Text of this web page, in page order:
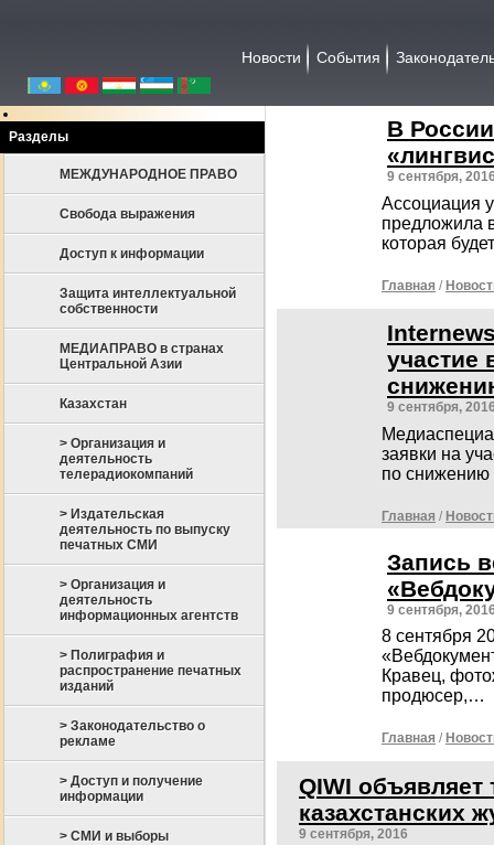
Новости События
Разделы
МЕЖДУНАРОДНОЕ ПРАВО
Свобода выражения
Доступ к информации
Защита интеллектуальной
собственности
МЕДИАПРАВО в странах
Центральной Азии
Казахстан
> Организация и
деятельность
телерадиокомпаний
> Издательская
деятельность по выпуску
печатных СМИ
> Организация и
деятельность
информационных агентств
> Полиграфия и
распространение печатных
изданий
> Законодательство о
рекламе
> Доступ и получение
информации
> СМИ и выборы
В
9 сентября,
Ассоциация
предложила
которая
Главная /
участие
9 сентября,
заявки на
по снижению
Главная /
Запись
9 сентября,
8 сентября
Кравец,
продюсер,…
Главная /
QIWI объявляет
казахстанских
9 сентября, 2016